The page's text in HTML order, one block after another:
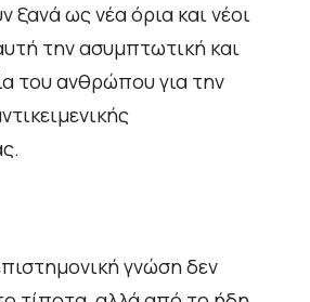
ξανά ως νέα όρια και νέοι
την ασυμπτωτική και
του ανθρώπου για την
γνώση δεν